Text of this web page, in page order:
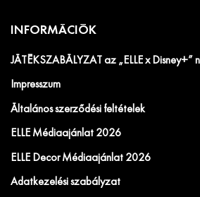
INFORMÁCIÓK
JÁTÉKSZABÁLYZAT az „ELLE x Disney+”
Impresszum
Általános szerződési feltételek
ELLE Médiaajánlat 2026
ELLE Decor Médiaajánlat 2026
Adatkezelési szabályzat